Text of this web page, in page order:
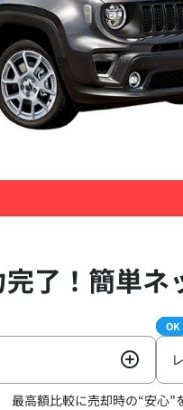
了！ 簡単ネ
必須
OK
最高額比較に売却時の“安心”